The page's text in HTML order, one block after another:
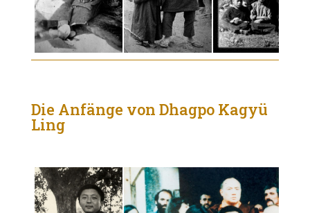
Die Anfänge von Dhagpo Kagyü
Ling